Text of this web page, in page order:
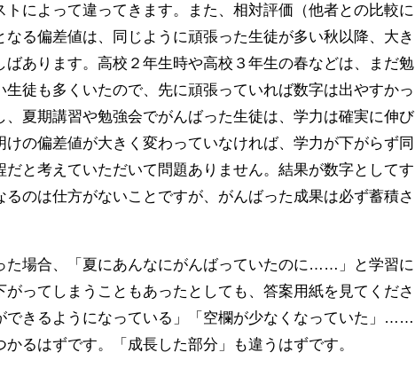
トによって違ってきます。また、相対評価（他者との比較に
なる偏差値は、同じように頑張った生徒が多い秋以降、大き
ばあります。高校２年生時や高校３年生の春などは、まだ勉
生徒も多くいたので、先に頑張っていれば数字は出やすかっ
、夏期講習や勉強会でがんばった生徒は、学力は確実に伸び
けの偏差値が大きく変わっていなければ、学力が下がらず同
だと考えていただいて問題ありません。結果が数字としてす
るのは仕方がないことですが、がんばった成果は必ず蓄積さ
た場合、「夏にあんなにがんばっていたのに……」と学習に
ってしまうこともあったとしても、答案用紙を見てくださ
できるようになっている」「空欄が少なくなっていた」……
るはずです。「成長した部分」も違うはずです。